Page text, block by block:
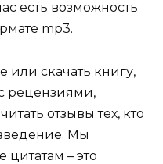
есть возможность
mp3.
или скачать книгу,
рецензиями,
отзывы тех, кто
Мы
– это